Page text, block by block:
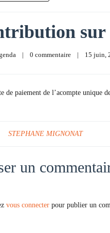
sur
| 0 commentaire | 15 juin,
de paiement de l’acompte unique
STEPHANE MIGNONAT
un
vous connecter pour publier un